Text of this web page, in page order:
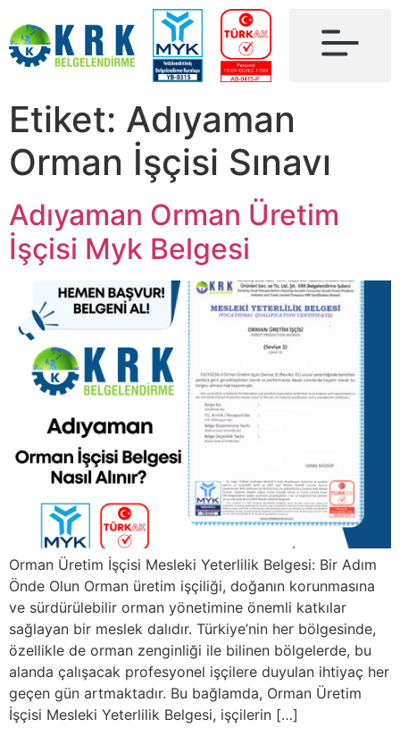
Etiket: Adıyaman
Orman İşçisi Sınavı
Adıyaman Orman Üretim
İşçisi Myk Belgesi
Orman Üretim İşçisi Mesleki Yeterlilik Belgesi: Bir Adım
Önde Olun Orman üretim işçiliği, doğanın korunmasına
ve sürdürülebilir orman yönetimine önemli katkılar
sağlayan bir meslek dalıdır. Türkiye’nin her bölgesinde,
özellikle de orman zenginliği ile bilinen bölgelerde, bu
alanda çalışacak profesyonel işçilere duyulan ihtiyaç her
geçen gün artmaktadır. Bu bağlamda, Orman Üretim
İşçisi Mesleki Yeterlilik Belgesi, işçilerin […]